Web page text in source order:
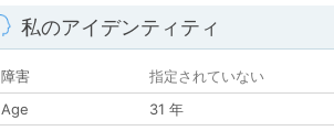
私のアイデンティティ
障害
指定されていない
Age
31 年